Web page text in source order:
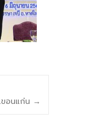
อนแก่น →